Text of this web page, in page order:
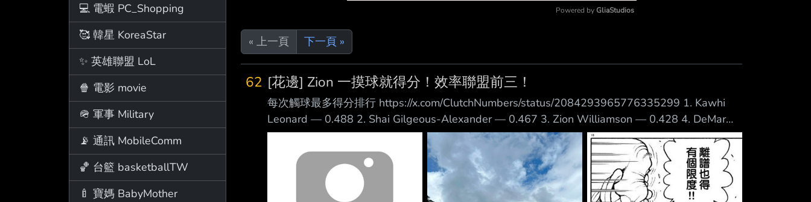
💻 電蝦 PC_Shopping
🥰 韓星 KoreaStar
✨ 英雄聯盟 LoL
🍿 電影 movie
🪖 軍事 Military
📡 通訊 MobileComm
🏀 台籃 basketballTW
🍼 寶媽 BabyMother
Powered by GliaStudios
« 上一頁 下一頁 »
62 [花邊] Zion 一摸球就得分！效率聯盟前三！
每次觸球最多得分排行 https://x.com/ClutchNumbers/status/2084293965776335299 1. Kawhi
Leonard — 0.488 2. Shai Gilgeous-Alexander — 0.467 3. Zion Williamson — 0.428 4. DeMar
DeRozan — 0.427 4. Victor Wembanyama — 0.427 6. Jaylen Brown — 0.419 7. Michael Porter